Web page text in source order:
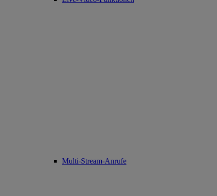
Multi-Stream-Anrufe